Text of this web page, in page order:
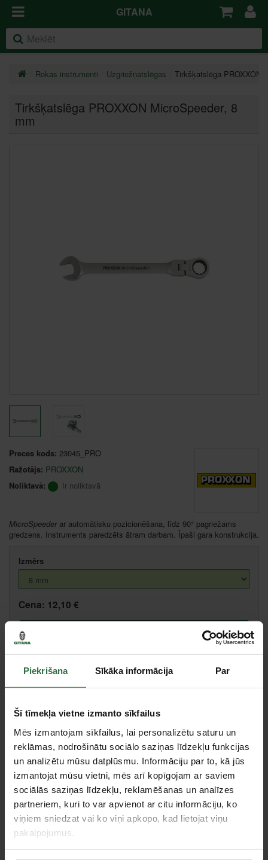
Piekrišana Sīkāka informācija Par
Šī tīmekļa vietne izmanto sīkfailus
Mēs izmantojam sīkfailus, lai personalizētu saturu un
reklāmas, nodrošinātu sociālo saziņas līdzekļu funkcijas
un analizētu mūsu datplūsmu. Informāciju par to, kā jūs
izmantojat mūsu vietni, mēs arī kopīgojam ar saviem
sociālās saziņas līdzekļu, reklamēšanas un analīzes
partneriem, kuri to var apvienot ar citu informāciju, ko
viņiem sniedzat vai ko viņi apkopo, kad lietojat viņu
pakalpojumus.
GITANA
Rokas instrumenti Uzgriežņatslēgas Tirkšķatslēga PROXXON
Tirkšķatslēga PROXXON MicroSpeeder, 8
mm
Preces kods: 23045_PRO
Ražotājs: PROXXON
Noliktavā:
Ir noliktavā
MicroSpeederar automātisku pozicionēšana, līdz 90° pagriežams
gredzens. Instruments paredzēts ātram darbam. Īpaši gara konstrukcija.
Izmērs
Cena: 12,10 €
Salīdzināt Ieteikt cenu
Valmiera, Stacijas iela 38, Valmiera
Centrālā noliktava, (uzzināt vairāk šeit, )
Citas noliktavas, (uzzināt vairāk šeit, )
Specifikācija
Tips Kombinētās uzgriežņatslēgas / Uzgriežņu tirkšķarslēgas